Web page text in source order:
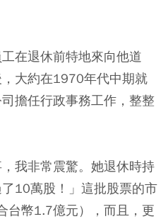
在退休前特地來向他道
大約在1970年代中期就
擔任行政事務工作，整整
我非常震驚。她退休時持
10萬股！」這批股票的市
台幣1.7億元），而且，更